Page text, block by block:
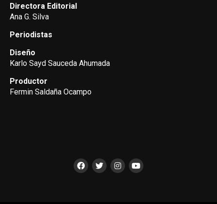
Directora Editorial
Ana G. Silva
Periodistas
Diseño
Karlo Sayd Sauceda Ahumada
Productor
Fermin Saldaña Ocampo